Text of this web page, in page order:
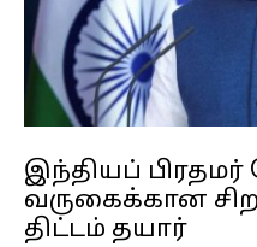
இந்தியப் பிரதமர்
வருகைக்கான
திட்டம் தயார்